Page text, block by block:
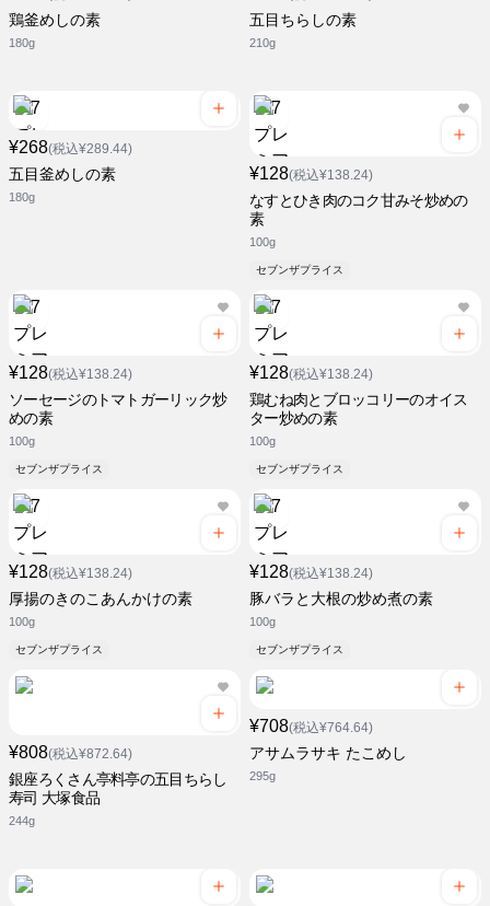
鶏釜めしの素
180g
五目ちらしの素
210g
¥268(税込¥289.44)
五目釜めしの素
180g
¥128(税込¥138.24)
なすとひき肉のコク甘みそ炒めの
素
100g
セブンザプライス
¥128(税込¥138.24)
ソーセージのトマトガーリック炒
めの素
100g
セブンザプライス
¥128(税込¥138.24)
鶏むね肉とブロッコリーのオイス
ター炒めの素
100g
セブンザプライス
¥128(税込¥138.24)
厚揚のきのこあんかけの素
100g
セブンザプライス
¥128(税込¥138.24)
豚バラと大根の炒め煮の素
100g
セブンザプライス
¥808(税込¥872.64)
銀座ろくさん亭料亭の五目ちらし
寿司 大塚食品
244g
¥708(税込¥764.64)
アサムラサキ たこめし
295g